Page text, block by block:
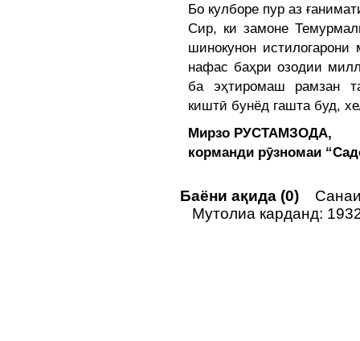
Бо кулборе пур аз
Сир, ки замоне
шинокунон
нафас баҳри озодии
ба эҳтиромаш рамзан
киштӣ бунёд гашта буд,
Мирзо РУСТАМЗОДА,
корманди рӯзномаи
Баёни ақида (0)
Мутолиа карданд: